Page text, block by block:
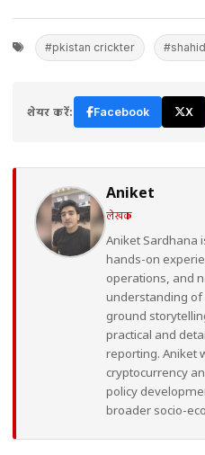
#pkistan crickter
शेयर करें: Facebook X
Aniket
लेखक
Aniket Sardhana
hands-on
operations, and
understanding
ground
practical and
reporting. Aniket
cryptocurrency
policy
broader socio-